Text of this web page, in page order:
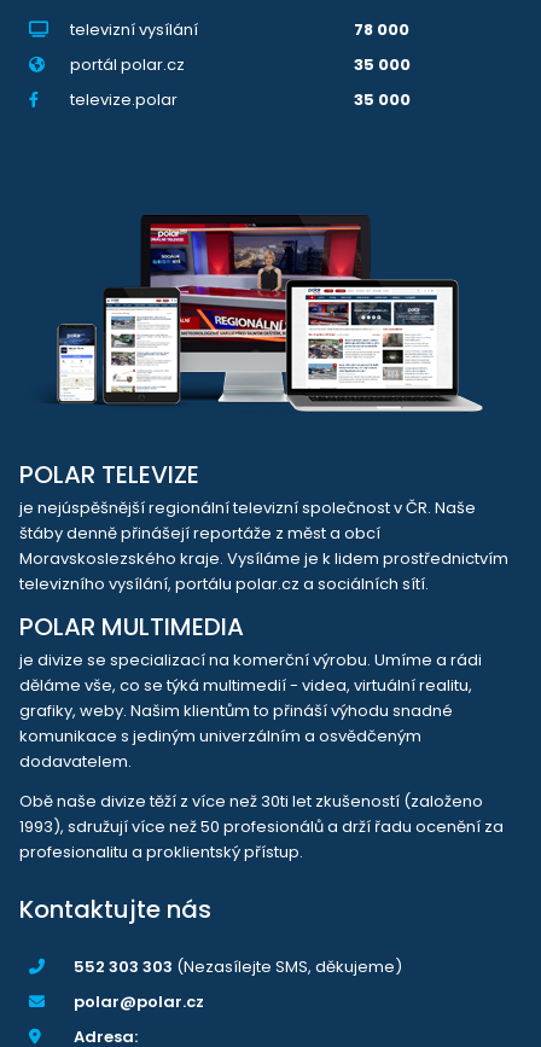
televizní vysílání
78 000
portál polar.cz
35 000
televize.polar
35 000
POLAR TELEVIZE
je nejúspěšnější regionální televizní společnost v ČR. Naše
štáby denně přinášejí reportáže z měst a obcí
Moravskoslezského kraje. Vysíláme je k lidem prostřednictvím
televizního vysílání, portálu polar.cz a sociálních sítí.
POLAR MULTIMEDIA
je divize se specializací na komerční výrobu. Umíme a rádi
děláme vše, co se týká multimedií - videa, virtuální realitu,
grafiky, weby. Našim klientům to přináší výhodu snadné
komunikace s jediným univerzálním a osvědčeným
dodavatelem.
Obě naše divize těží z více než 30ti let zkušeností (založeno
1993), sdružují více než 50 profesionálů a drží řadu ocenění za
profesionalitu a proklientský přístup.
Kontaktujte nás
552 303 303 (Nezasílejte SMS, děkujeme)
polar@polar.cz
Adresa: